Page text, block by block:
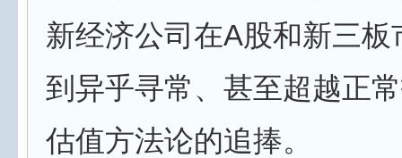
新经济公司在A股和新三板
到异乎寻常、甚至超越正
估值方法论的追捧。